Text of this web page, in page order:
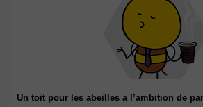
Un toit pour les abeilles a l’ambition de